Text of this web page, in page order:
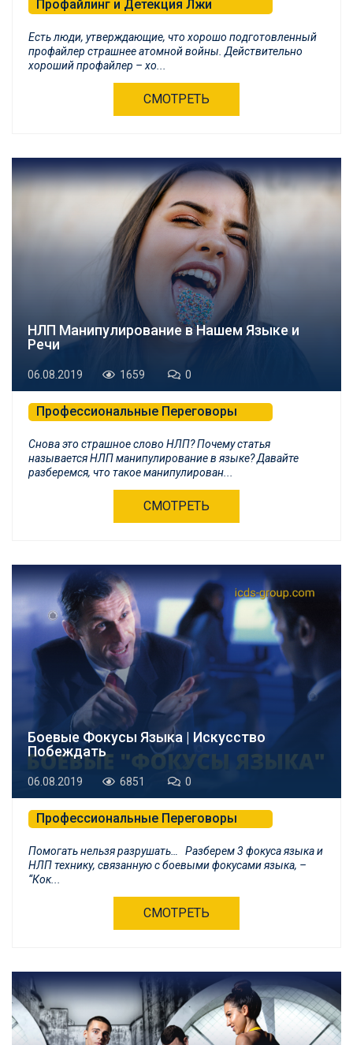
Профайлинг и Детекция Лжи
Есть люди, утверждающие, что хорошо подготовленный
профайлер страшнее атомной войны. Действительно
хороший профайлер – хо...
СМОТРЕТЬ
НЛП Манипулирование в Нашем Языке и
Речи
06.08.2019 1659 0
Профессиональные Переговоры
Снова это страшное слово НЛП? Почему статья
называется НЛП манипулирование в языке? Давайте
разберемся, что такое манипулирован...
СМОТРЕТЬ
Боевые Фокусы Языка | Искусство
Побеждать
06.08.2019 6851 0
Профессиональные Переговоры
Помогать нельзя разрушать… Разберем 3 фокуса языка и
НЛП технику, связанную с боевыми фокусами языка, –
“Кок...
СМОТРЕТЬ